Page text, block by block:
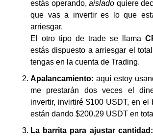
estás operando, aislado quiere
que vas a invertir es lo que
arriesgar.
El otro tipo de trade se llama
estás dispuesto a arriesgar el
tengas en la cuenta de Trading.
Apalancamiento: aquí estoy
me prestarán dos veces el
invertir, invirtiré $100 USDT, en el
están dando $200.29 USDT en total
La barrita para ajustar cantidad: